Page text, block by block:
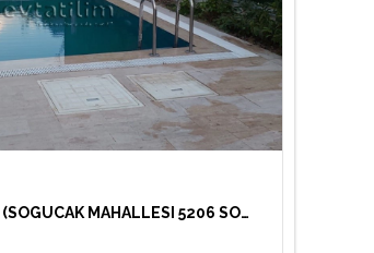
VILLA OLIVA SOGUCAK (SOGUCAK MAHALLESI 5206 SOKAK)